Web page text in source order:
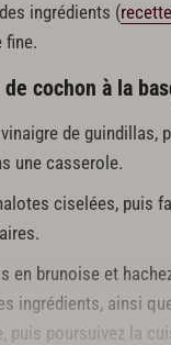
ingrédients (recette
fine.
cochon à la
de guindillas,
une casserole.
ciselées, puis
en brunoise et
ingrédients, ainsi
puis poursuivez la